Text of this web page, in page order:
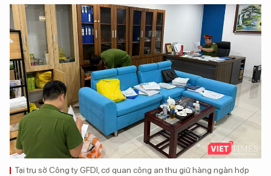
Tại trụ sở Công ty GFDI, cơ quan công an thu giữ hàng ngàn hợp